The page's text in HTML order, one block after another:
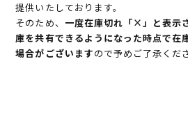
提供いたしております。
そのため、 一度在庫切れ「×」と表示
庫を共有できるようになった時点で在
場合がございますので予めご了承くだ